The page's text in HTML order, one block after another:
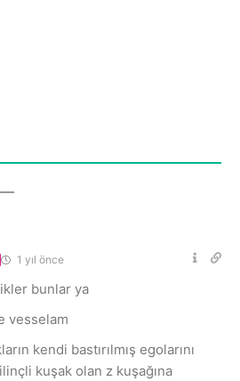
1 yıl önce
bunlar ya
vesselam
kendi bastırılmış egolarını
kuşak olan z kuşağına